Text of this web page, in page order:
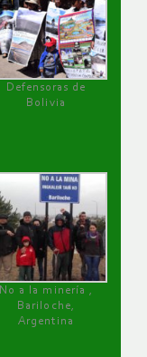
Defensoras de
Bolivia
No a la minería ,
Bariloche,
Argentina